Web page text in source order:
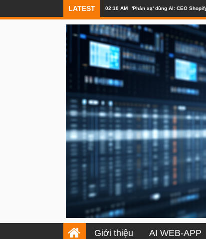
LATEST 02:10 AM 'Phản xạ' dùng AI: CEO
Giới thiệu AI WEB-APP